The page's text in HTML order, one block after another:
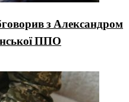
з Александром
ППО